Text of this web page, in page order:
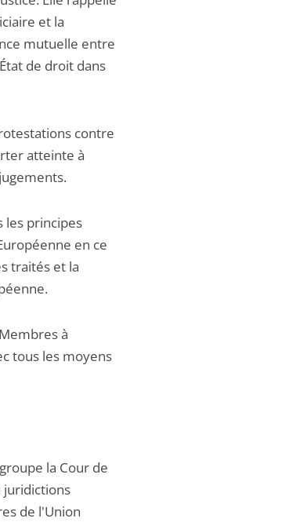
et la
mutuelle entre
de droit dans
contre
atteinte à
les principes
en ce
traités et la
à
tous les moyens
la Cour de
juridictions
de l'Union